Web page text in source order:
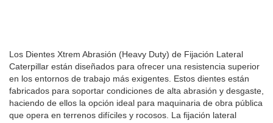
Los Dientes Xtrem Abrasión (Heavy Duty) de Fijación Lateral
Caterpillar están diseñados para ofrecer una resistencia superior
en los entornos de trabajo más exigentes. Estos dientes están
fabricados para soportar condiciones de alta abrasión y desgaste,
haciendo de ellos la opción ideal para maquinaria de obra pública
que opera en terrenos difíciles y rocosos. La fijación lateral